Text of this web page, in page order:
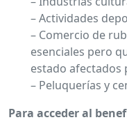
– Actividades
– Comercio de
esenciales pero
estado afectados
– Peluquerías y
Para acceder al